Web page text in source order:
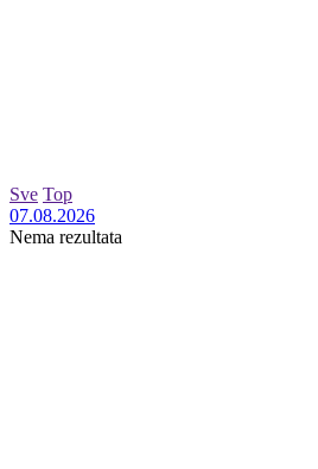
Sve Top
07.08.2026
Nema rezultata